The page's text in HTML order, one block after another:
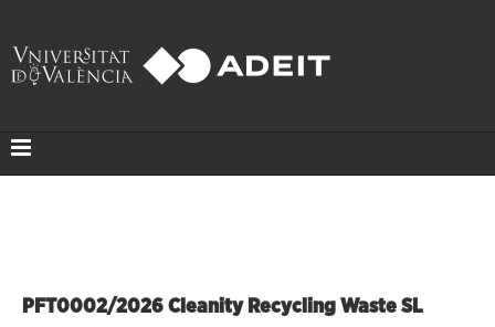
PFT0002/2026 Cleanity Recycling Waste SL